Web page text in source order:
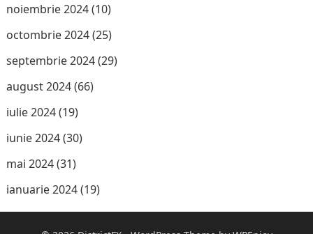
noiembrie 2024(10)
octombrie 2024(25)
septembrie 2024(29)
august 2024(66)
iulie 2024(19)
iunie 2024(30)
mai 2024(31)
ianuarie 2024(19)